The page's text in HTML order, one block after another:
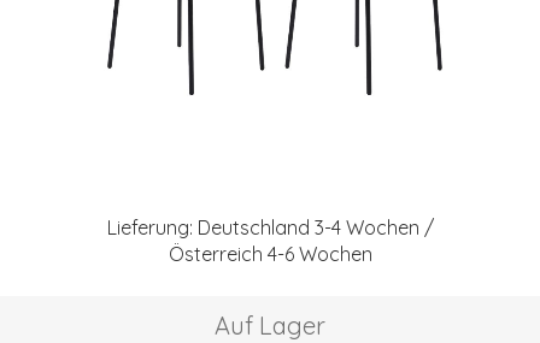
Lieferung: Deutschland 3-4 Wochen /
Österreich 4-6 Wochen
Auf Lager